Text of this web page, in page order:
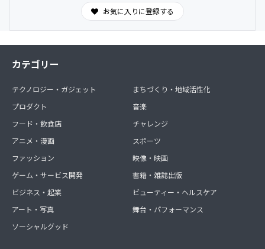
ミュニティの入会方法を教えてください
【決済について】
https://help.camp-fire.jp/hc/ja/articles/360037473172-
対応しているお支払い方法について
お気に入りに登録する
カテゴリー
テクノロジー・ガジェット
プロダクト
フード・飲食店
アニメ・漫画
ファッション
ゲーム・サービス開発
ビジネス・起業
アート・写真
ソーシャルグッド
まちづくり・地域活性化
音楽
チャレンジ
スポーツ
映像・映画
書籍・雑誌出版
ビューティー・ヘルスケア
舞台・パフォーマンス